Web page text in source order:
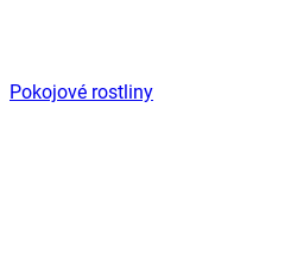
Pokojové rostliny